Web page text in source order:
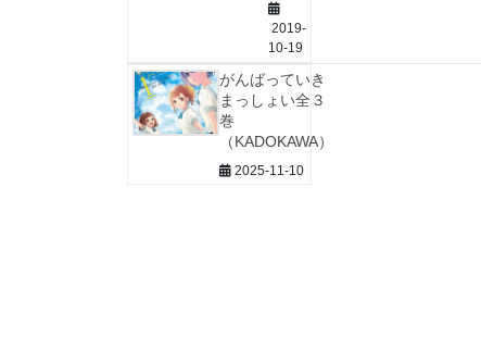
2019-
10-19
がんばっていき
まっしょい全３
巻
（KADOKAWA）
2025-11-10